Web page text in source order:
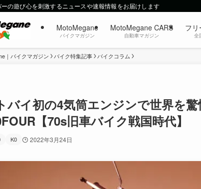
の遊び心を刺激するニュースや速報情報をお届けします
MotoMegane
バイクマガジン
MotoMegane CARS
自動車マガジン
フ
全
｜バイクマガジン バイク特集記事 バイクコラム
バイ初の4気筒エンジンで世界を
【70s旧車バイク戦国時代】
K0 2022年3月24日